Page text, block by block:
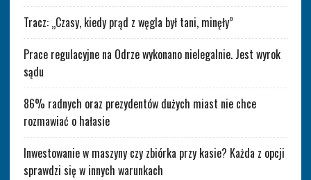
Tracz: „Czasy, kiedy prąd z węgla był tani, minęły”
Prace regulacyjne na Odrze wykonano nielegalnie. Jest wyrok
sądu
86% radnych oraz prezydentów dużych miast nie chce
rozmawiać o hałasie
Inwestowanie w maszyny czy zbiórka przy kasie? Każda z opcji
sprawdzi się w innych warunkach